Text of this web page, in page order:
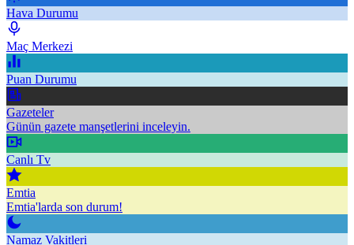
Hava Durumu
Maç Merkezi
Puan Durumu
Gazeteler
Günün gazete manşetlerini inceleyin.
Canlı Tv
Emtia
Emtia'larda son durum!
Namaz Vakitleri